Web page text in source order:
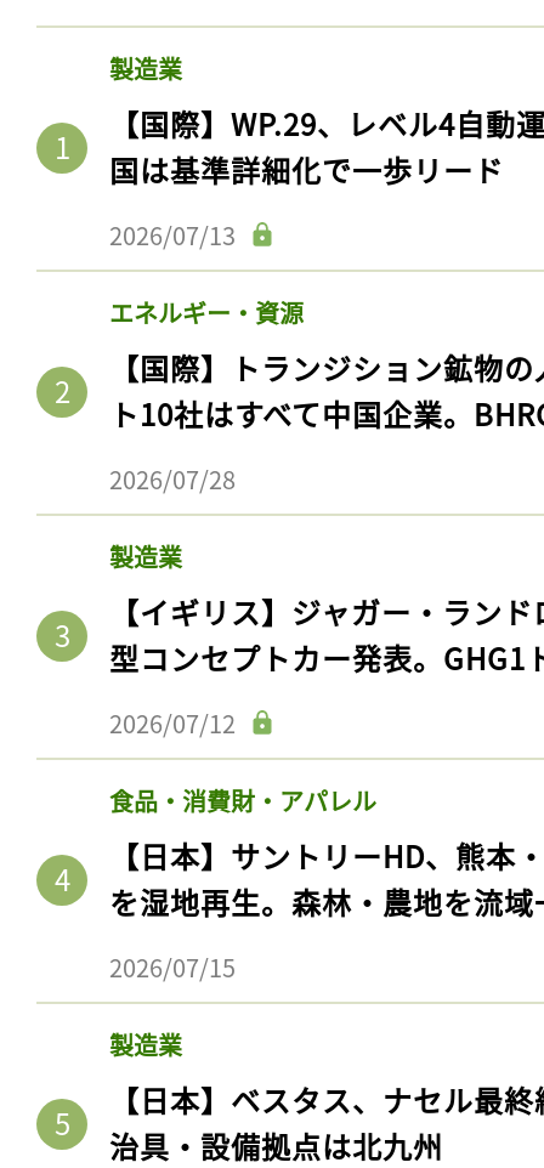
製造業
【国際】WP.29、レベル4自動
国は基準詳細化で一歩リード
2026/07/13
エネルギー・資源
【国際】トランジション鉱物
ト10社はすべて中国企業。
2026/07/28
製造業
【イギリス】ジャガー・ラン
型コンセプトカー発表。GHG1
2026/07/12
食品・消費財・アパレル
【日本】サントリーHD、熊本
を湿地再生。森林・農地を流
2026/07/15
製造業
【日本】ベスタス、ナセル最
治具・設備拠点は北九州
記事をお気に入りに
ログイン